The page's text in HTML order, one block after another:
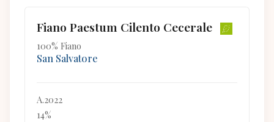
Fiano Paestum Cilento Cecerale
100% Fiano
San Salvatore
A.2022
14%